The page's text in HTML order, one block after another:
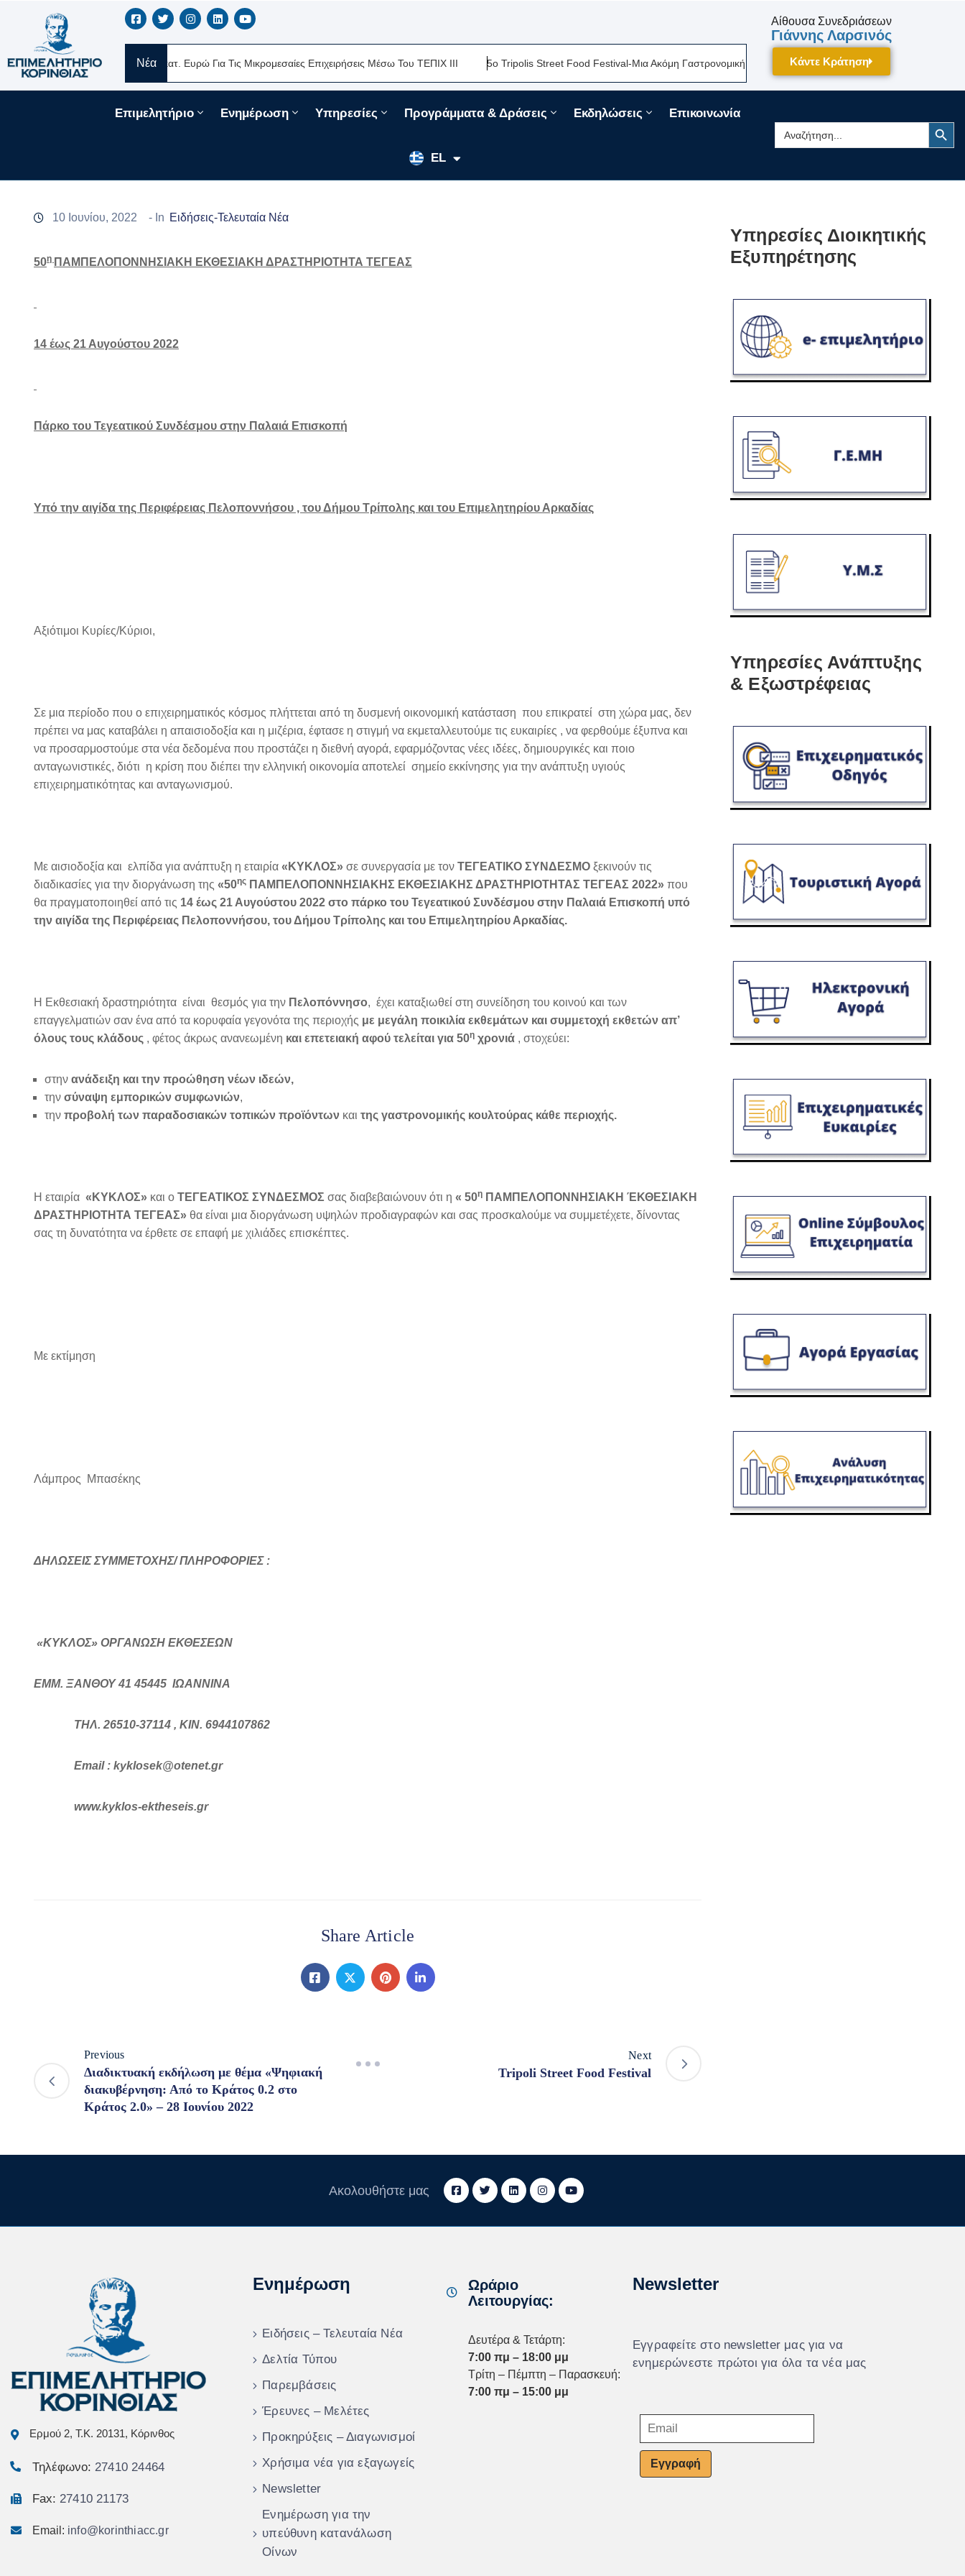
Νέα
Νέα Δάνεια 330 Εκατ. Ευρώ Για Τις Μικρομεσαίες Επιχειρήσεις Μέσω Του ΤΕΠΙΧ ΙΙΙ 5ο Tripolis Street Food Festival-Μια Ακόμη Γαστρονομική Γιορτή Της Πελοποννήσου Δίνει Ραντεβού Τον
Αίθουσα Συνεδριάσεων
Γιάννης Λαρσινός
Κάντε Κράτηση
Επιμελητήριο Ενημέρωση Υπηρεσίες Προγράμματα & Δράσεις Εκδηλώσεις Επικοινωνία
EL
EN
FR
Search
for:
Search Button
10 Ιουνίου, 2022 - In Ειδήσεις-Τελευταία Νέα
50η ΠΑΜΠΕΛΟΠΟΝΝΗΣΙΑΚΗ ΕΚΘΕΣΙΑΚΗ ΔΡΑΣΤΗΡΙΟΤΗΤΑ ΤΕΓΕΑΣ
14 έως 21 Αυγούστου 2022
Πάρκο του Τεγεατικού Συνδέσμου στην Παλαιά Επισκοπή
Υπό την αιγίδα της Περιφέρειας Πελοποννήσου , του Δήμου Τρίπολης και του Επιμελητηρίου Αρκαδίας
Αξιότιμοι Κυρίες/Κύριοι,
Σε μια περίοδο που ο επιχειρηματικός κόσμος πλήττεται από τη δυσμενή οικονομική κατάσταση που επικρατεί στη χώρα μας, δεν
πρέπει να μας καταβάλει η απαισιοδοξία και η μιζέρια, έφτασε η στιγμή να εκμεταλλευτούμε τις ευκαιρίες , να φερθούμε έξυπνα και
να προσαρμοστούμε στα νέα δεδομένα που προστάζει η διεθνή αγορά, εφαρμόζοντας νέες ιδέες, δημιουργικές και ποιο
ανταγωνιστικές, διότι η κρίση που διέπει την ελληνική οικονομία αποτελεί σημείο εκκίνησης για την ανάπτυξη υγιούς
επιχειρηματικότητας και ανταγωνισμού.
Με αισιοδοξία και ελπίδα για ανάπτυξη η εταιρία «ΚΥΚΛΟΣ» σε συνεργασία με τον ΤΕΓΕΑΤΙΚΟ ΣΥΝΔΕΣΜΟ ξεκινούν τις
διαδικασίες για την διοργάνωση της «50ης ΠΑΜΠΕΛΟΠΟΝΝΗΣΙΑΚΗΣ ΕΚΘΕΣΙΑΚΗΣ ΔΡΑΣΤΗΡΙΟΤΗΤΑΣ ΤΕΓΕΑΣ 2022» που
θα πραγματοποιηθεί από τις 14 έως 21 Αυγούστου 2022 στο πάρκο του Τεγεατικού Συνδέσμου στην Παλαιά Επισκοπή υπό
την αιγίδα της Περιφέρειας Πελοποννήσου, του Δήμου Τρίπολης και του Επιμελητηρίου Αρκαδίας.
Η Εκθεσιακή δραστηριότητα είναι θεσμός για την Πελοπόννησο, έχει καταξιωθεί στη συνείδηση του κοινού και των
επαγγελματιών σαν ένα από τα κορυφαία γεγονότα της περιοχής με μεγάλη ποικιλία εκθεμάτων και συμμετοχή εκθετών απ’
όλους τους κλάδους , φέτος άκρως ανανεωμένη και επετειακή αφού τελείται για 50η χρονιά , στοχεύει:
στην ανάδειξη και την προώθηση νέων ιδεών,
την σύναψη εμπορικών συμφωνιών,
την προβολή των παραδοσιακών τοπικών προϊόντων και της γαστρονομικής κουλτούρας κάθε περιοχής.
Η εταιρία «ΚΥΚΛΟΣ» και ο ΤΕΓΕΑΤΙΚΟΣ ΣΥΝΔΕΣΜΟΣ σας διαβεβαιώνουν ότι η « 50η ΠΑΜΠΕΛΟΠΟΝΝΗΣΙΑΚΗ ΈΚΘΕΣΙΑΚΗ
ΔΡΑΣΤΗΡΙΟΤΗΤΑ ΤΕΓΕΑΣ» θα είναι μια διοργάνωση υψηλών προδιαγραφών και σας προσκαλούμε να συμμετέχετε, δίνοντας
σας τη δυνατότητα να έρθετε σε επαφή με χιλιάδες επισκέπτες.
Με εκτίμηση
Λάμπρος Μπασέκης
ΔΗΛΩΣΕΙΣ ΣΥΜΜΕΤΟΧΗΣ/ ΠΛΗΡΟΦΟΡΙΕΣ :
«ΚΥΚΛΟΣ» ΟΡΓΑΝΩΣΗ ΕΚΘΕΣΕΩΝ
ΕΜΜ. ΞΑΝΘΟΥ 41 45445 ΙΩΑΝΝΙΝΑ
ΤΗΛ. 26510-37114 , ΚΙΝ. 6944107862
Εmail: kyklosek@otenet.gr
www.kyklos-ektheseis.gr
Share Article
Previous
Διαδικτυακή εκδήλωση με θέμα «Ψηφιακή
διακυβέρνηση: Από το Κράτος 0.2 στο
Κράτος 2.0» – 28 Ιουνίου 2022
Next
Tripoli Street Food Festival
Υπηρεσίες Διοικητικής
Εξυπηρέτησης
Υπηρεσίες Ανάπτυξης
& Εξωστρέφειας
Ακολουθήστε μας
Ερμού 2, Τ.Κ. 20131, Κόρινθος
Τηλέφωνο: 27410 24464
Fax: 27410 21173
Email: info@korinthiacc.gr
Ενημέρωση
Ειδήσεις – Τελευταία Νέα
Δελτία Τύπου
Παρεμβάσεις
Έρευνες – Μελέτες
Προκηρύξεις – Διαγωνισμοί
Χρήσιμα νέα για εξαγωγείς
Newsletter
Ενημέρωση για την
υπεύθυνη κατανάλωση
Οίνων
Ωράριο
Λειτουργίας:
Δευτέρα & Τετάρτη:
7:00 πμ – 18:00 μμ
Τρίτη – Πέμπτη – Παρασκευή:
7:00 πμ – 15:00 μμ
Newsletter
Εγγραφείτε στο newsletter μας για να
ενημερώνεστε πρώτοι για όλα τα νέα μας
Εγγραφή